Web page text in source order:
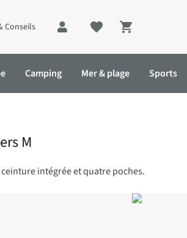
Conseils
Shopping cart
Camping Mer & plage Sports
M
intégrée et quatre poches.